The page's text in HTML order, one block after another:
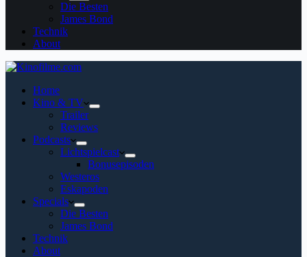
Die Besten
James Bond
Technik
About
Home
Kino & TV
Trailer
Reviews
Podcasts
Lichtspielcast
Bonusepisoden
Westeros
Eskapoden
Specials
Die Besten
James Bond
Technik
About